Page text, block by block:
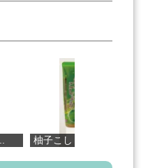
柚子こしょう...